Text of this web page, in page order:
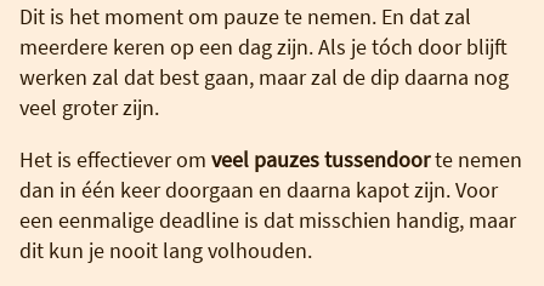
Dit is het moment om pauze te nemen. En dat zal
meerdere keren op een dag zijn. Als je tóch door blijft
werken zal dat best gaan, maar zal de dip daarna nog
veel groter zijn.
Het is effectiever om veel pauzes tussendoorte nemen
dan in één keer doorgaan en daarna kapot zijn. Voor
een eenmalige deadline is dat misschien handig, maar
dit kun je nooit lang volhouden.